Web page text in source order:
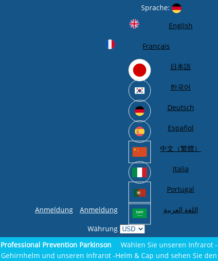
Anmeldung Anmeldung
Sprache:
English
Français
日本語
한국어
Deutsch
Español
中文（繁體）
Italia
Portugal
اللغة العربية
Währung
Professional Prevention Parkinson
Wählen Sie unseren Infrarot -
Gehirnhelm und unseren Infrarot -Helm & Cap und sehen Sie den